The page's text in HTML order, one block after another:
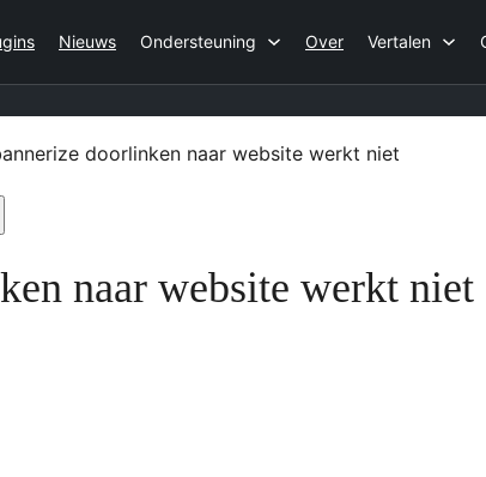
Nieuws Ondersteuning Over Vertalen
doorlinken naar website werkt niet
naar website werkt niet